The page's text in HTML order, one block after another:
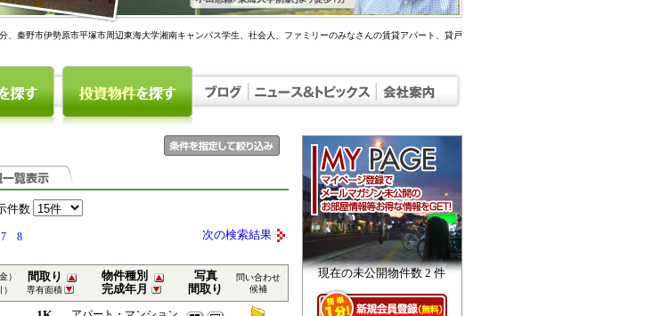
秦野市伊勢原市平塚市周辺東海大学湘南キャンパス学生、社会人、ファミリーのみなさんの賃貸アパート、貸戸
現在の未公開物件数 2 件
件数
7 8 次の検索結果
） 間取り
専有面積
物件種別
完成年月
写真
間取り
問い合わせ
候補